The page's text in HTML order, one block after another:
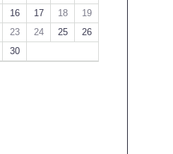
16 17 18
19
23 24 25
26
30